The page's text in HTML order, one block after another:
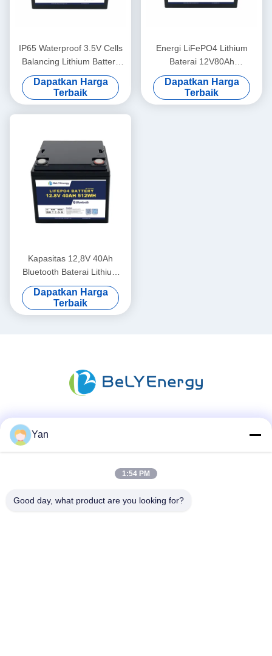
IP65 Waterproof 3.5V Cells
Balancing Lithium Battery
12V100Ah Baterai Surya
Lithium
Dapatkan Harga
Terbaik
Energi LiFePO4 Lithium
Baterai 12V80Ah
Perlindungan Over Voltage
14,6V
Dapatkan Harga
Terbaik
Kapasitas 12,8V 40Ah
Bluetooth Baterai Lithium
IP65 Perlindungan Kandang
512Wh Energi
Dapatkan Harga
Terbaik
Yan
1:54 PM
Good day, what product are you looking for?